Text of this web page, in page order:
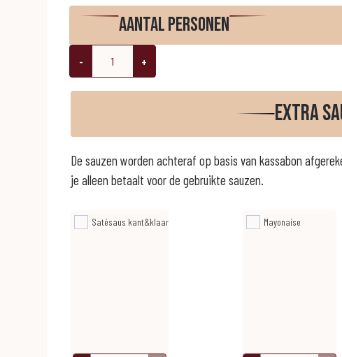
Aantal personen
- +
Extra
De sauzen worden achteraf op basis van kassabon
je alleen betaalt voor de gebruikte sauzen.
Satésaus kant&klaar Mayonaise